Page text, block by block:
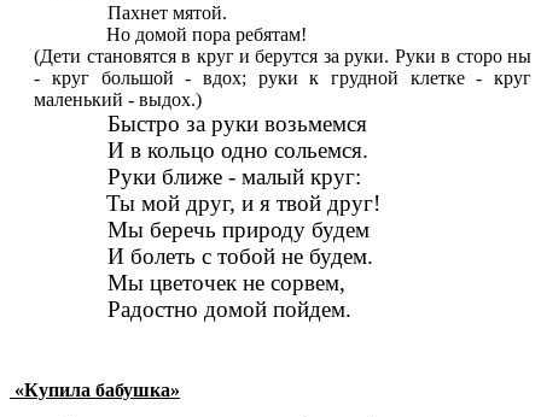
Пахнет мятой.
Но домой пора ребятам!
(Дети становятся в круг и берутся за руки. Руки в сторо ны
- круг большой - вдох; руки к грудной клетке - круг
маленький - выдох.)
Быстро за руки возьмемся
И в кольцо одно сольемся.
Руки ближе - малый круг:
Ты мой друг, и я твой друг!
Мы беречь природу будем
И болеть с тобой не будем.
Мы цветочек не сорвем,
Радостно домой пойдем.
«Купила бабушка»